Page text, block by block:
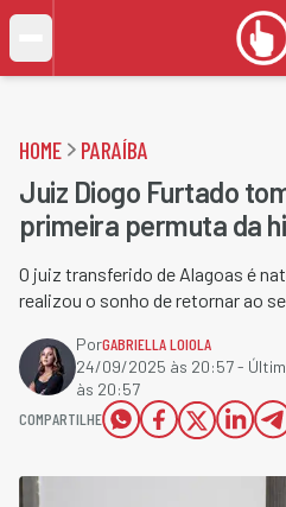
HOME PARAÍBA
Juiz Diogo Furtado
primeira permuta da
O juiz transferido de Alagoas é
realizou o sonho de retornar ao
PorGABRIELLA LOIOLA
24/09/2025 às 20:57-
às 20:57
COMPARTILHE